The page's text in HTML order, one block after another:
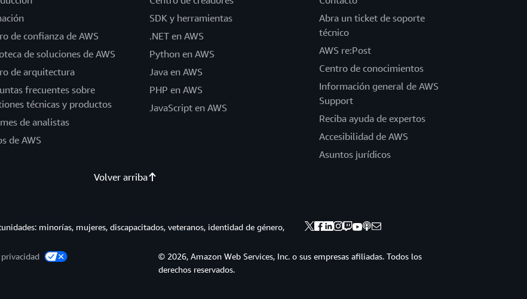
de confianza de AWS
de soluciones de AWS
de arquitectura
frecuentes sobre
técnicas y productos
de analistas
de AWS
SDK y herramientas
.NET en AWS
Python en AWS
Java en AWS
PHP en AWS
JavaScript en AWS
Abra un ticket de soporte
técnico
AWS re:Post
Centro de conocimientos
Información general de AWS
Support
Reciba ayuda de expertos
Accesibilidad de AWS
Asuntos jurídicos
Volver arriba
minorías, mujeres, discapacitados, veteranos, identidad de género,
© 2026, Amazon Web Services, Inc. o sus empresas afiliadas. Todos los
derechos reservados.